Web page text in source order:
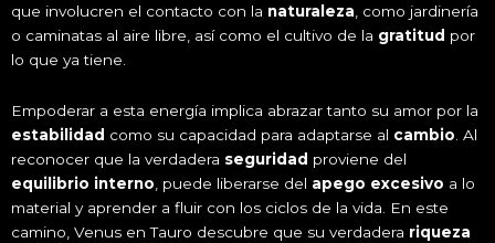
que involucren el contacto con la naturaleza , como jardinería
o caminatas al aire libre, así como el cultivo de la gratitud por
lo que ya tiene.
Empoderar a esta energía implica abrazar tanto su amor por la
estabilidad como su capacidad para adaptarse al cambio . Al
reconocer que la verdadera seguridad proviene del
equilibrio interno , puede liberarse del apego excesivo a lo
material y aprender a fluir con los ciclos de la vida. En este
camino, Venus en Tauro descubre que su verdadera riqueza